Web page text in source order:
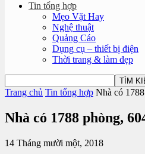
Tin tổng hợp
Mẹo Vặt Hay
Nghệ thuật
Quảng Cáo
Dụng cụ – thiết bị điện
Thời trang & làm đẹp
Trang chủ Tin tổng hợp Nhà có
Nhà có 1788 phòng,
14 Tháng mười một, 2018